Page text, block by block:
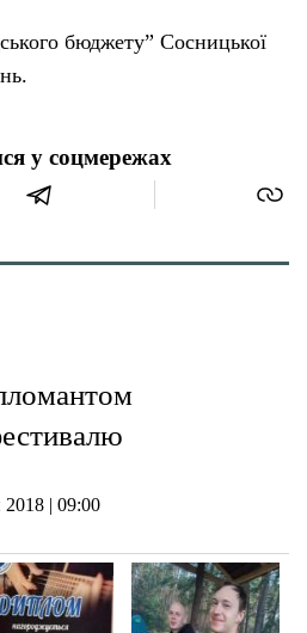
бюджету” Сосницької
у соцмережах
| 09:00